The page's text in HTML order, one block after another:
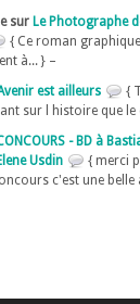
sur Le Photographe
{ Ce roman
à... } –
est ailleurs
{
sur l histoire que le
- BD à
Usdin
{ merci
c'est une belle